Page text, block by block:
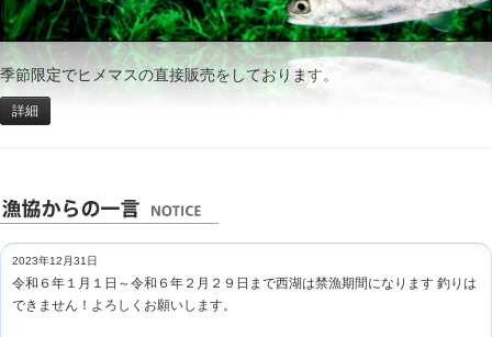
季節限定でヒメマスの直接販売をしております。
詳細
2023年12月31日
令和６年１月１日～令和６年２月２９日まで西湖は禁漁期間になります 釣りは
できません！よろしくお願いします。